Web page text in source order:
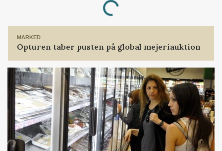
Loading...
MARKED
Opturen taber pusten på global mejeriauktion